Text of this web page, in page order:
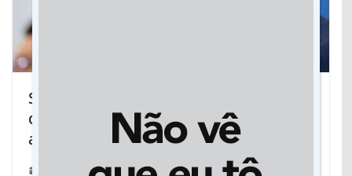
Saúde: “Entrou no terreno do
desrespeito”, diz ministro sobre
atitude de Bolsonaro